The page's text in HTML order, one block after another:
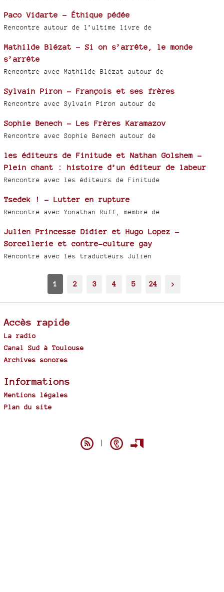
Paco Vidarte - Éthique pédée
Rencontre autour de l’ultime livre de
Mathilde Blézat - Si on s’arrête, le monde
s’arrête
Rencontre avec Mathilde Blézat autour de
Sylvain Piron - François et ses frères
Rencontre avec Sylvain Piron autour de
Sophie Benech - Les Frères Karamazov
Rencontre avec Sophie Benech autour de
les éditeurs de Finitude et Nathan Golshem -
Plein chant : histoire d’un éditeur de labeur
Rencontre avec les éditeurs de Finitude
Tsedek ! - Lutter en rupture
Rencontre avec Yonathan Ruff, membre de
Julien Princesse Didier et Hugo Lopez -
Sorcellerie et contre-culture gay
Rencontre avec les traducteurs Julien
1 2 3 4 5 24 >
Accès rapide
La radio
Canal Sud à Toulouse
Archives sonores
Informations
Mentions légales
Plan du site
|